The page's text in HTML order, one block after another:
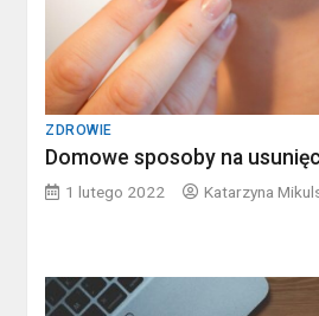
ZDROWIE
Domowe sposoby na
1 lutego 2022 Katarzyna